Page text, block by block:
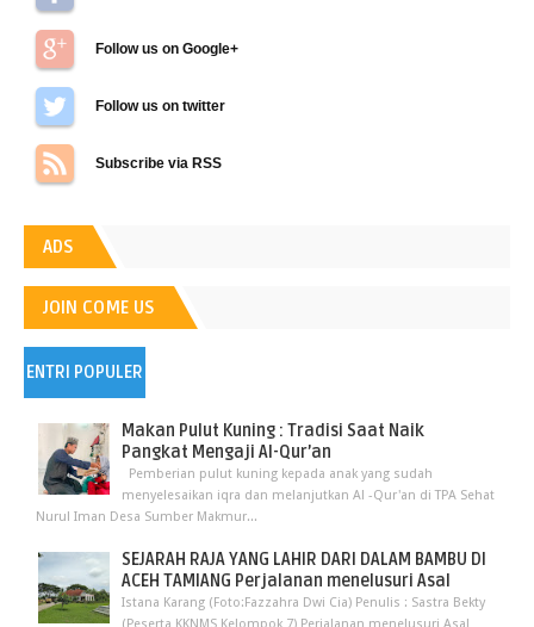
Follow us on Google+
Follow us on Twitter
Subscribe via RSS
ADS
JOIN COME US
ENTRI POPULER
Makan Pulut Kuning : Tradisi Saat Naik
Pangkat Mengaji Al-Qur’an
Pemberian pulut kuning kepada anak yang sudah
menyelesaikan iqra dan melanjutkan Al -Qur'an di TPA Sehat
Nurul Iman Desa Sumber Makmur...
SEJARAH RAJA YANG LAHIR DARI DALAM BAMBU DI
ACEH TAMIANG Perjalanan menelusuri Asal
Istana Karang (Foto:Fazzahra Dwi Cia) Penulis : Sastra Bekty